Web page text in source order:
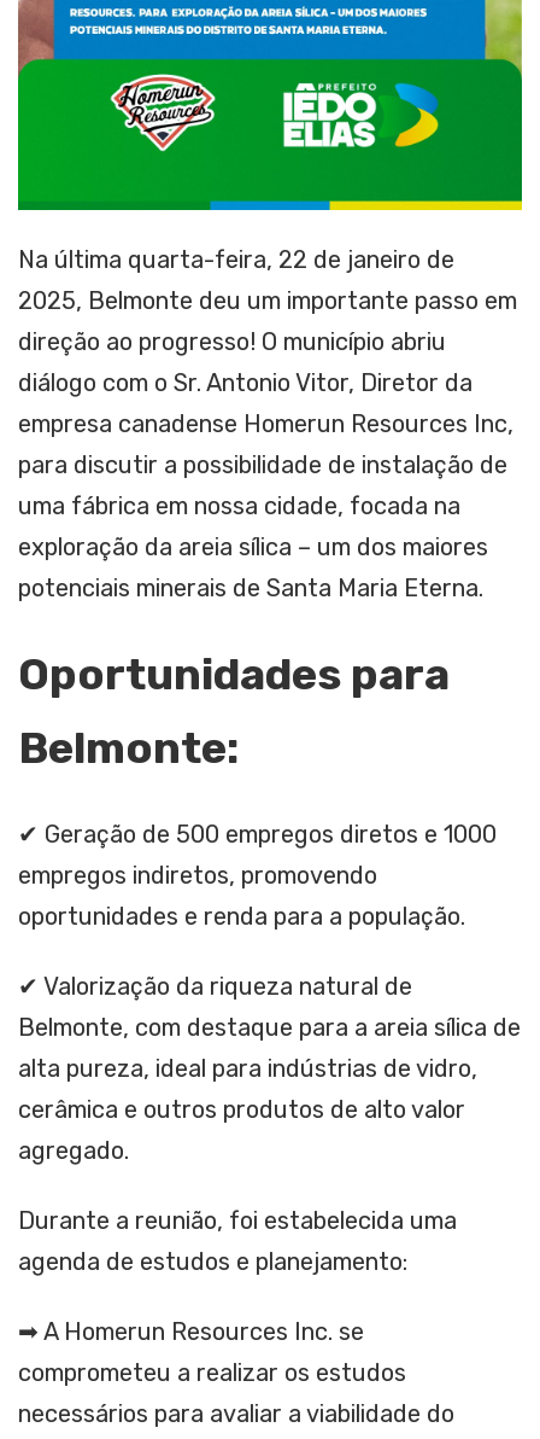
Na última quarta-feira, 22 de janeiro de
2025, Belmonte deu um importante passo em
direção ao progresso! O município abriu
diálogo com o Sr. Antonio Vitor, Diretor da
empresa canadense Homerun Resources Inc,
para discutir a possibilidade de instalação de
uma fábrica em nossa cidade, focada na
exploração da areia sílica – um dos maiores
potenciais minerais de Santa Maria Eterna.
Oportunidades para
Belmonte:
✔ Geração de 500 empregos diretos e 1000
empregos indiretos, promovendo
oportunidades e renda para a população.
✔ Valorização da riqueza natural de
Belmonte, com destaque para a areia sílica de
alta pureza, ideal para indústrias de vidro,
cerâmica e outros produtos de alto valor
agregado.
Durante a reunião, foi estabelecida uma
agenda de estudos e planejamento:
➡ A Homerun Resources Inc. se
comprometeu a realizar os estudos
necessários para avaliar a viabilidade do